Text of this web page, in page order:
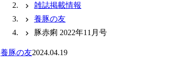
雑誌掲載情報
養豚の友
豚赤痢 2022年11月号
養豚の友2024.04.19